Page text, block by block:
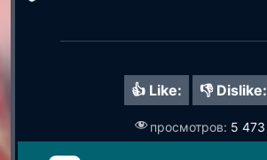
👍 Like: 👎 Dislike:
просмотров: 5 473